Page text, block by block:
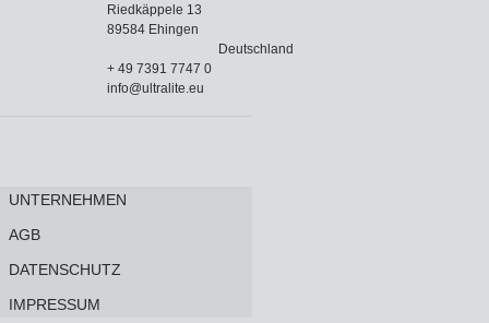
Riedkäppele 13
89584 Ehingen
Deutschland
+ 49 7391 7747 0
info@ultralite.eu
UNTERNEHMEN
AGB
DATENSCHUTZ
IMPRESSUM